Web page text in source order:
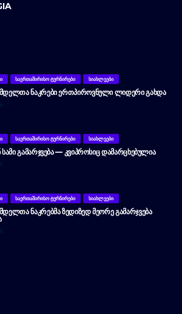
ᲡᲐᲔᲠᲗᲐᲨᲘᲠᲘᲡᲝ ᲢᲣᲠᲜᲘᲠᲔᲑᲘ ᲡᲘᲐᲮᲚᲔᲔᲑᲘ
ᲜᲐᲙᲠᲔᲑᲘ ᲔᲠᲗᲞᲘᲠᲝᲕᲜᲣᲚᲘ ᲚᲘᲓᲔᲠᲘ ᲒᲐᲮᲓᲐ
ᲡᲐᲔᲠᲗᲐᲨᲘᲠᲘᲡᲝ ᲢᲣᲠᲜᲘᲠᲔᲑᲘ ᲡᲘᲐᲮᲚᲔᲔᲑᲘ
ᲡᲐᲛᲘ ᲒᲐᲛᲐᲠᲯᲕᲔᲑᲐ — ᲙᲕᲘᲞᲠᲝᲡᲘᲪ ᲓᲐᲛᲐᲠᲪᲮᲔᲑᲣᲚᲘᲐ
ᲡᲐᲔᲠᲗᲐᲨᲘᲠᲘᲡᲝ ᲢᲣᲠᲜᲘᲠᲔᲑᲘ ᲡᲘᲐᲮᲚᲔᲔᲑᲘ
ᲜᲐᲙᲠᲔᲑᲛᲐ ᲖᲔᲓᲘᲖᲔᲓ ᲛᲔᲝᲠᲔ ᲒᲐᲛᲐᲠᲯᲕᲔᲑᲐ